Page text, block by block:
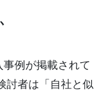
例が掲載されて
討者は「自社と似